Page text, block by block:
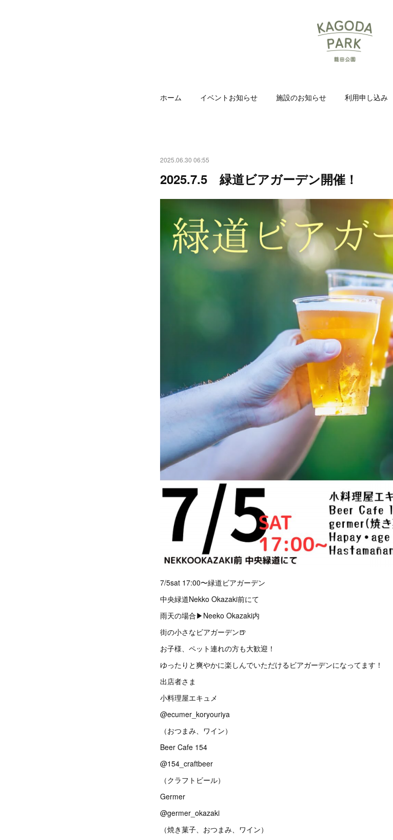
ホーム イベントお知らせ 施設のお知らせ 利用申し込み
2025.06.30 06:55
2025.7.5 緑道ビアガーデン開催！
7/5sat 17:00〜緑道ビアガーデン
中央緑道Nekko Okazaki前にて
雨天の場合▶︎Neeko Okazaki内
街の小さなビアガーデン🍺
お子様、ペット連れの方も大歓迎！
ゆったりと爽やかに楽しんでいただけるビアガーデンになってます！
出店者さま
小料理屋エキュメ
@ecumer_koryouriya
（おつまみ、ワイン）
Beer Cafe 154
@154_craftbeer
（クラフトビール）
Germer
@germer_okazaki
（焼き菓子、おつまみ、ワイン）